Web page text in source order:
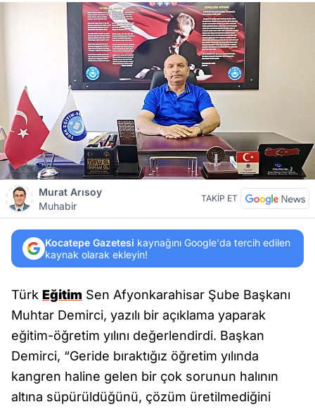
Murat Arısoy
Muhabir
TAKİP ET
Kocatepe Gazetesi kaynağını Google'da tercih edilen
kaynak olarak ekleyin!
Türk Eğitim Sen Afyonkarahisar Şube Başkanı
Muhtar Demirci, yazılı bir açıklama yaparak
eğitim-öğretim yılını değerlendirdi. Başkan
Demirci, “Geride bıraktığız öğretim yılında
kangren haline gelen bir çok sorunun halının
altına süpürüldüğünü, çözüm üretilmediğini